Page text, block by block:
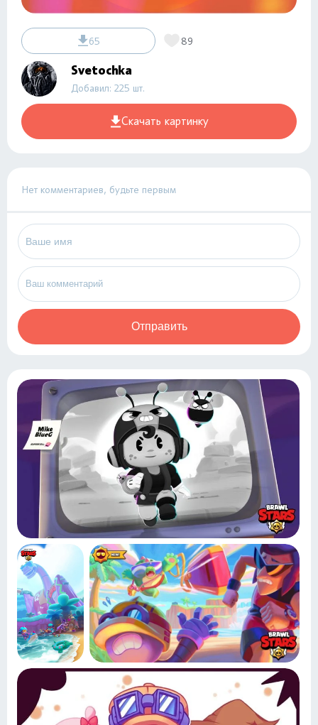
65 89
Svetochka
Добавил: 225 шт.
Скачать картинку
Нет комментариев, будьте первым
Отправить